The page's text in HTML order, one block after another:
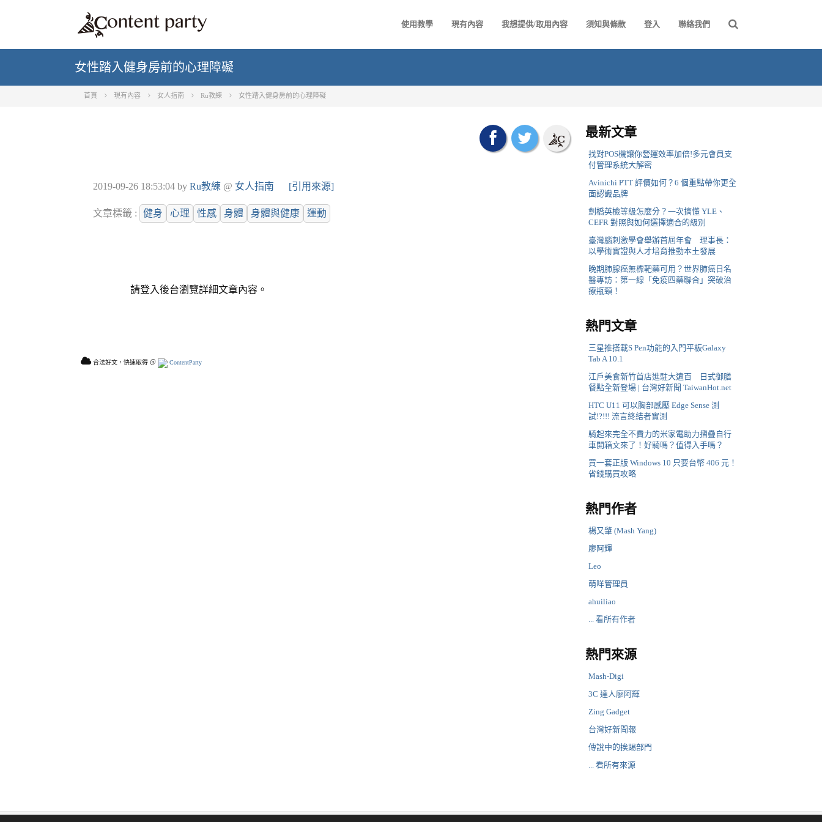
使用教學 現有內容 我想提供/取用內容 須知與條款 登入 聯絡我們
女性踏入健身房前的心理障礙
首頁 現有內容 女人指南 Ru教練 女性踏入健身房前的心理障礙
2019-09-26 18:53:04 by Ru教練 @ 女人指南 [引用來源]
文章標籤 : 健身 心理 性感 身體 身體與健康 運動
請登入後台瀏覽詳細文章內容。
合法好文，快速取得 ＠ ContentParty
最新文章
找對POS機讓你營運效率加倍!多元會員支
付管理系統大解密
Avinichi PTT 評價如何？6 個重點帶你更全
面認識品牌
劍橋英檢等級怎麼分？一次搞懂 YLE、
CEFR 對照與如何選擇適合的級別
臺灣腦刺激學會舉辦首屆年會 理事長：
以學術實證與人才培育推動本土發展
晚期肺腺癌無標靶藥可用？世界肺癌日名
醫專訪：第一線「免疫四藥聯合」突破治
療瓶頸！
熱門文章
三星推搭載S Pen功能的入門平板Galaxy
Tab A 10.1
江戶美食新竹首店進駐大遠百 日式御膳
餐點全新登場 | 台灣好新聞 TaiwanHot.net
HTC U11 可以胸部感壓 Edge Sense 測
試!?!!! 流言終結者實測
騎起來完全不費力的米家電助力摺疊自行
車開箱文來了！好騎嗎？值得入手嗎？
買一套正版 Windows 10 只要台幣 406 元！
省錢購買攻略
熱門作者
楊又肇 (Mash Yang)
廖阿輝
Leo
萌咩管理員
ahuiliao
... 看所有作者
熱門來源
Mash-Digi
3C 達人廖阿輝
Zing Gadget
台灣好新聞報
傳說中的挨踢部門
... 看所有來源